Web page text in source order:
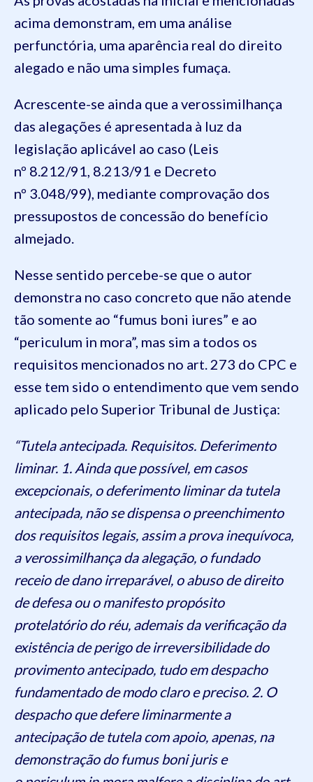
acima demonstram, em uma análise
perfunctória, uma aparência real do direito
alegado e não uma simples fumaça.
Acrescente-se ainda que a verossimilhança
das alegações é apresentada à luz da
legislação aplicável ao caso (Leis
nº 8.212/91, 8.213/91 e Decreto
nº 3.048/99), mediante comprovação dos
pressupostos de concessão do benefício
almejado.
Nesse sentido percebe-se que o autor
demonstra no caso concreto que não atende
tão somente ao “fumus boni iures” e ao
“periculum in mora”, mas sim a todos os
requisitos mencionados no art. 273 do CPC e
esse tem sido o entendimento que vem sendo
aplicado pelo Superior Tribunal de Justiça:
“Tutela antecipada. Requisitos. Deferimento
liminar. 1. Ainda que possível, em casos
excepcionais, o deferimento liminar da tutela
antecipada, não se dispensa o preenchimento
dos requisitos legais, assim a prova inequívoca,
a verossimilhança da alegação, o fundado
receio de dano irreparável, o abuso de direito
de defesa ou o manifesto propósito
protelatório do réu, ademais da verificação da
existência de perigo de irreversibilidade do
provimento antecipado, tudo em despacho
fundamentado de modo claro e preciso. 2. O
despacho que defere liminarmente a
antecipação de tutela com apoio, apenas, na
demonstração do fumus boni juris e